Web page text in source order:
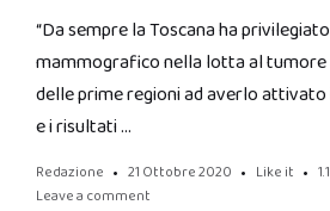
“Da sempre la Toscana ha
mammografico nella lotta al tumore
delle prime regioni ad averlo
e i risultati …
Redazione 21 Ottobre 2020 Like it
Leave a comment